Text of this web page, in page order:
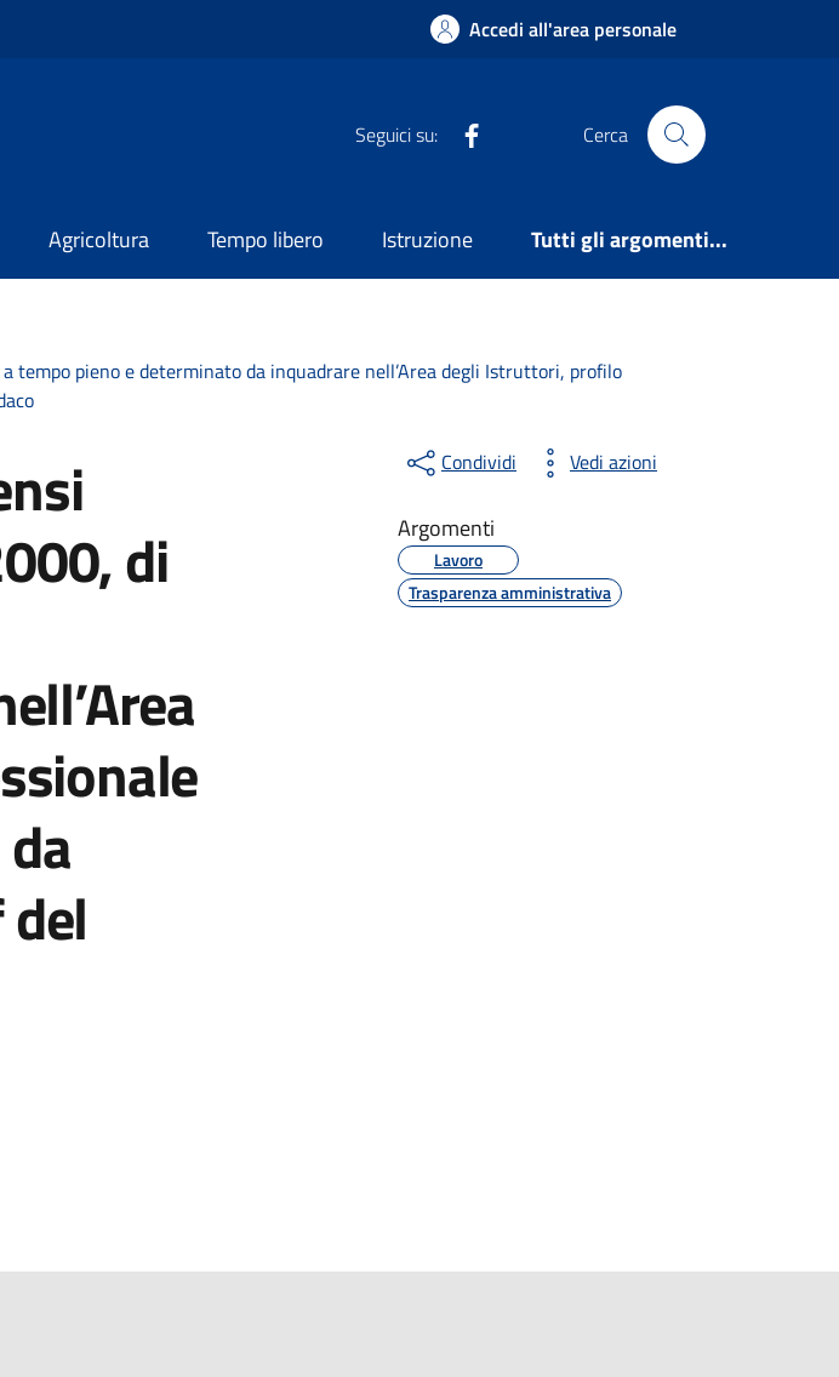
Accedi all'area personale
Seguici su: Cerca
Agricoltura Tempo libero Istruzione Tutti gli argomenti...
tempo pieno e determinato da inquadrare nell’Area degli Istruttori, profilo
di
Condividi Vedi azioni
Argomenti
Lavoro
Trasparenza amministrativa